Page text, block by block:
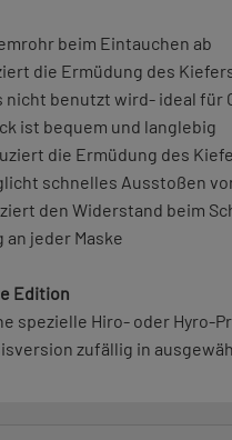
beim Eintauchen ab
die Ermüdung des
nicht benutzt wird- ideal für
ist bequem und langlebig
die Ermüdung des
schnelles Ausstoßen
den Widerstand beim
jeder Maske
Edition
spezielle Hiro- oder Hyro-
zufällig in